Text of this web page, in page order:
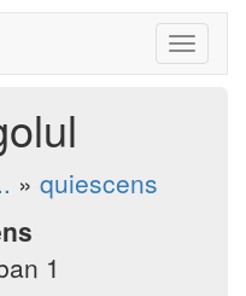
Toggle
» quiescens
1